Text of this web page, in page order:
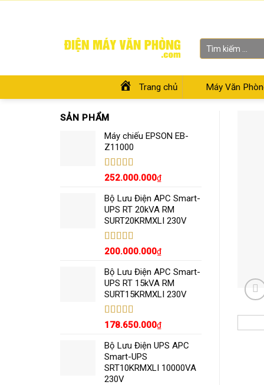
Tìm
kiếm:
Trang chủ Máy Văn
SẢN PHẨM
Máy chiếu EPSON EB-
Z11000
Được xếp
sao
252.000.000₫
Bộ Lưu Điện APC Smart-
UPS RT 20kVA RM
SURT20KRMXLI 230V
Được xếp
5 sao
200.000.000₫
Bộ Lưu Điện APC Smart-
UPS RT 15kVA RM
SURT15KRMXLI 230V
Được xếp
sao
178.650.000₫
Bộ Lưu Điện UPS APC
Smart-UPS
SRT10KRMXLI 10000VA
230V